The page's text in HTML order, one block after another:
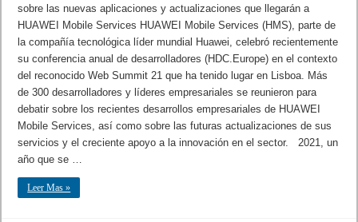
sobre las nuevas aplicaciones y actualizaciones que llegarán a
HUAWEI Mobile Services HUAWEI Mobile Services (HMS), parte de
la compañía tecnológica líder mundial Huawei, celebró recientemente
su conferencia anual de desarrolladores (HDC.Europe) en el contexto
del reconocido Web Summit 21 que ha tenido lugar en Lisboa. Más
de 300 desarrolladores y líderes empresariales se reunieron para
debatir sobre los recientes desarrollos empresariales de HUAWEI
Mobile Services, así como sobre las futuras actualizaciones de sus
servicios y el creciente apoyo a la innovación en el sector. 2021, un
año que se …
Leer Mas »